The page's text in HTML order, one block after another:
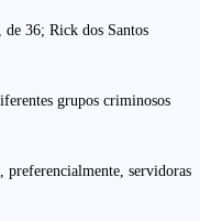
de 36; Rick dos Santos
grupos criminosos
preferencialmente, servidoras